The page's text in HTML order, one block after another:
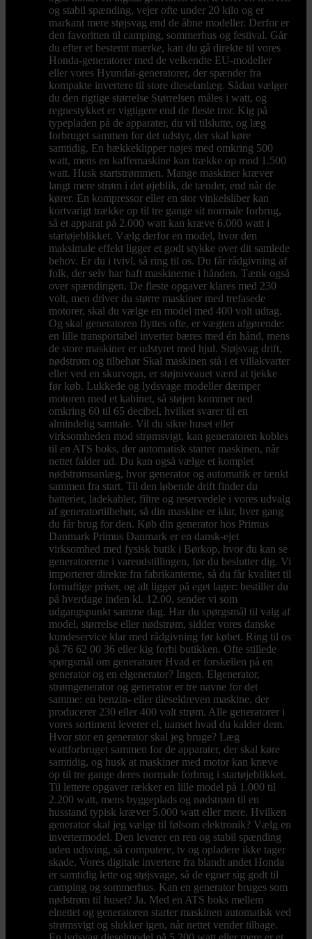
og stabil spænding, vejer ofte under 20 kilo og er
markant mere støjsvag end de åbne modeller. Derfor er
den favoritten til camping, sommerhus og festival. Går
du efter et bestemt mærke, kan du gå direkte til vores
Honda-generatorer med de velkendte EU-modeller
eller vores Hyundai-generatorer, der spænder fra
kompakte invertere til store dieselanlæg. Sådan vælger
du den rigtige størrelse Størrelsen måles i watt, og
regnestykket er vigtigere end de fleste tror. Kig på
typepladen på de apparater, du vil tilslutte, og læg
forbruget sammen for det udstyr, der skal køre
samtidig. En hækkeklipper nøjes med omkring 500
watt, mens en kaffemaskine kan trække op mod 1.500
watt. Husk startstrømmen. Mange maskiner kræver
langt mere strøm i det øjeblik, de tænder, end når de
kører. En kompressor eller en stor vinkelsliber kan
kortvarigt trække op til tre gange sit normale forbrug,
så et apparat på 2.000 watt kan kræve 6.000 watt i
startøjeblikket. Vælg derfor en model, hvor den
maksimale effekt ligger et godt stykke over dit samlede
behov. Er du i tvivl, så ring til os. Du får rådgivning af
folk, der selv har haft maskinerne i hånden. Tænk også
over spændingen. De fleste opgaver klares med 230
volt, men driver du større maskiner med trefasede
motorer, skal du vælge en model med 400 volt udtag.
Og skal generatoren flyttes ofte, er vægten afgørende:
en lille transportabel inverter bæres med én hånd, mens
de store maskiner er udstyret med hjul. Støjsvag drift,
nødstrøm og tilbehør Skal maskinen stå i et villakvarter
eller ved en skurvogn, er støjniveauet værd at tjekke
før køb. Lukkede og lydsvage modeller dæmper
motoren med et kabinet, så støjen kommer ned
omkring 60 til 65 decibel, hvilket svarer til en
almindelig samtale. Vil du sikre huset eller
virksomheden mod strømsvigt, kan generatoren kobles
til en ATS boks, der automatisk starter maskinen, når
nettet falder ud. Du kan også vælge et komplet
nødstrømsanlæg, hvor generator og automatik er tænkt
sammen fra start. Til den løbende drift finder du
batterier, ladekabler, filtre og reservedele i vores udvalg
af generatortilbehør, så din maskine er klar, hver gang
du får brug for den. Køb din generator hos Primus
Danmark Primus Danmark er en dansk-ejet
virksomhed med fysisk butik i Børkop, hvor du kan se
generatorerne i vareudstillingen, før du beslutter dig. Vi
importerer direkte fra fabrikanterne, så du får kvalitet til
fornuftige priser, og alt ligger på eget lager: bestiller du
på hverdage inden kl. 12.00, sender vi som
udgangspunkt samme dag. Har du spørgsmål til valg af
model, størrelse eller nødstrøm, sidder vores danske
kundeservice klar med rådgivning før købet. Ring til os
på 76 62 00 36 eller kig forbi butikken. Ofte stillede
spørgsmål om generatorer Hvad er forskellen på en
generator og en elgenerator? Ingen. Elgenerator,
strømgenerator og generator er tre navne for det
samme: en benzin- eller dieseldreven maskine, der
producerer 230 eller 400 volt strøm. Alle generatorer i
vores sortiment leverer el, uanset hvad du kalder dem.
Hvor stor en generator skal jeg bruge? Læg
wattforbruget sammen for de apparater, der skal køre
samtidig, og husk at maskiner med motor kan kræve
op til tre gange deres normale forbrug i startøjeblikket.
Til lettere opgaver rækker en lille model på 1.000 til
2.200 watt, mens byggeplads og nødstrøm til en
husstand typisk kræver 5.000 watt eller mere. Hvilken
generator skal jeg vælge til følsom elektronik? Vælg en
invertermodel. Den leverer en ren og stabil spænding
uden udsving, så computere, tv og opladere ikke tager
skade. Vores digitale invertere fra blandt andet Honda
er samtidig lette og støjsvage, så de egner sig godt til
camping og sommerhus. Kan en generator bruges som
nødstrøm til huset? Ja. Med en ATS boks mellem
elnettet og generatoren starter maskinen automatisk ved
strømsvigt og slukker igen, når nettet vender tilbage.